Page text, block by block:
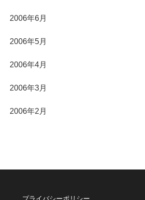
2006年6月
2006年5月
2006年4月
2006年3月
2006年2月